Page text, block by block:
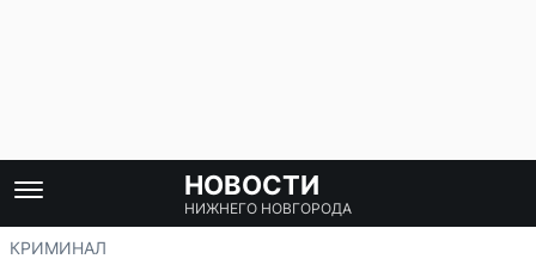
НОВОСТИ
НИЖНЕГО НОВГОРОДА
КРИМИНАЛ